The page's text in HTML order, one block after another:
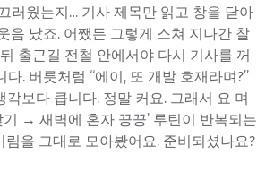
러웠는지… 기사 제목만 읽고 창을 닫아
음 났죠. 어쨌든 그렇게 스쳐 지나간 찰
출근길 전철 안에서야 다시 기사를 꺼
. 버릇처럼 “에이, 또 개발 호재라며?”
보다 큽니다. 정말 커요. 그래서 요 며
→ 새벽에 혼자 끙끙’ 루틴이 반복되는
림을 그대로 모아봤어요. 준비되셨나요?